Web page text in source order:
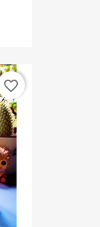
favorite_border